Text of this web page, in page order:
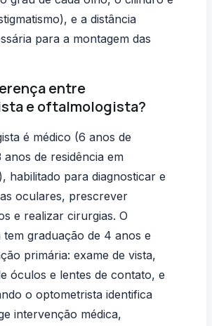
e a distância
para a montagem das
entre
e oftalmologista?
é médico (6 anos de
anos de residência em
habilitado para diagnosticar e
oculares, prescrever
e realizar cirurgias. O
graduação de 4 anos e
primária: exame de vista,
óculos e lentes de contato, e
o optometrista identifica
intervenção médica,